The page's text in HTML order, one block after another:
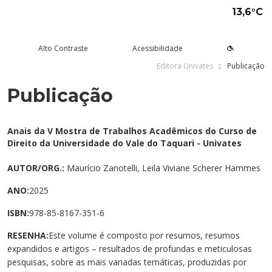
13,6°C
aqui
de ingresso
Univates
Presencial
Crie
e Inovação
- Inovates
e Projetos de
Abertos à Comunidade
Pedagógica Externa
e Lazer
Univates
Culturais
Alto Contraste
Acessibilidade
Editora Univates
Publicação
Publicação
Anais da V Mostra de Trabalhos Acadêmicos do Curso de
Direito da Universidade do Vale do Taquari - Univates
AUTOR/ORG.: Maurício Zanotelli, Leila Viviane Scherer Hammes
ANO:2025
ISBN:978-85-8167-351-6
RESENHA:Este volume é composto por resumos, resumos
expandidos e artigos – resultados de profundas e meticulosas
pesquisas, sobre as mais variadas temáticas, produzidas por